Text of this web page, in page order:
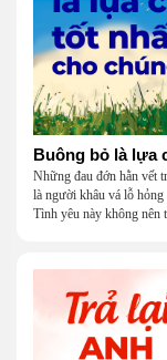
Buông bỏ là lựa
Những đau đớn hằn vết
là người khâu vá lỗ hỏng
Tình yêu này không nên